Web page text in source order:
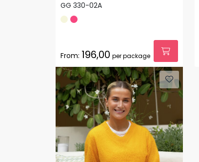
GG 330-02A
From: 196,00 per package